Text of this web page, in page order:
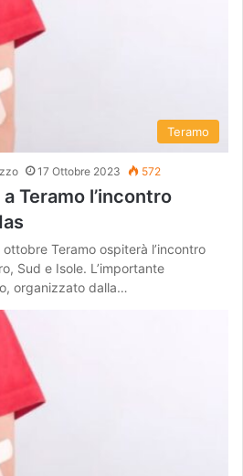
Teramo
17 Ottobre 2023 572
Teramo l’incontro
Teramo ospiterà l’incontro
Sud e Isole. L’importante
organizzato dalla…